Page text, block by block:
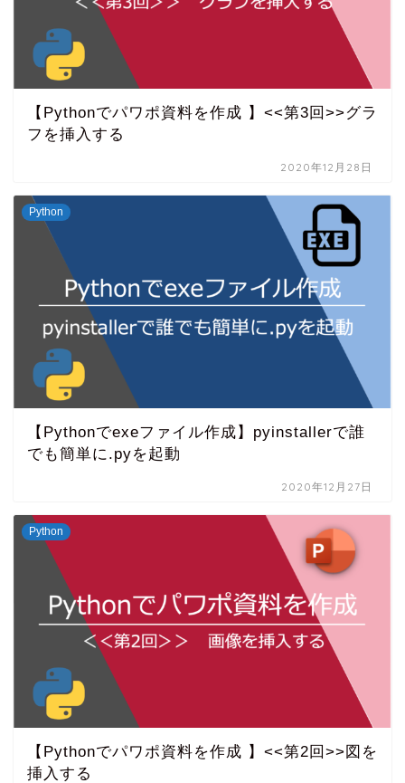
【Pythonでパワポ資料を作成 】<<第3回>>グラ
フを挿入する
2020年12月28日
Python
【Pythonでexeファイル作成】pyinstallerで誰
でも簡単に.pyを起動
2020年12月27日
Python
【Pythonでパワポ資料を作成 】<<第2回>>図を
挿入する